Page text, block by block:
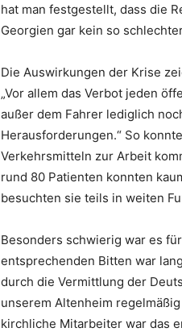
hat man festgestellt, dass die
Georgien gar kein so
Die Auswirkungen der Krise
„Vor allem das Verbot jeden
außer dem Fahrer lediglich
Herausforderungen.“ So
Verkehrsmitteln zur Arbeit
rund 80 Patienten konnten
besuchten sie teils in weiten
Besonders schwierig war es
entsprechenden Bitten war
durch die Vermittlung der
unserem Altenheim
kirchliche Mitarbeiter war das